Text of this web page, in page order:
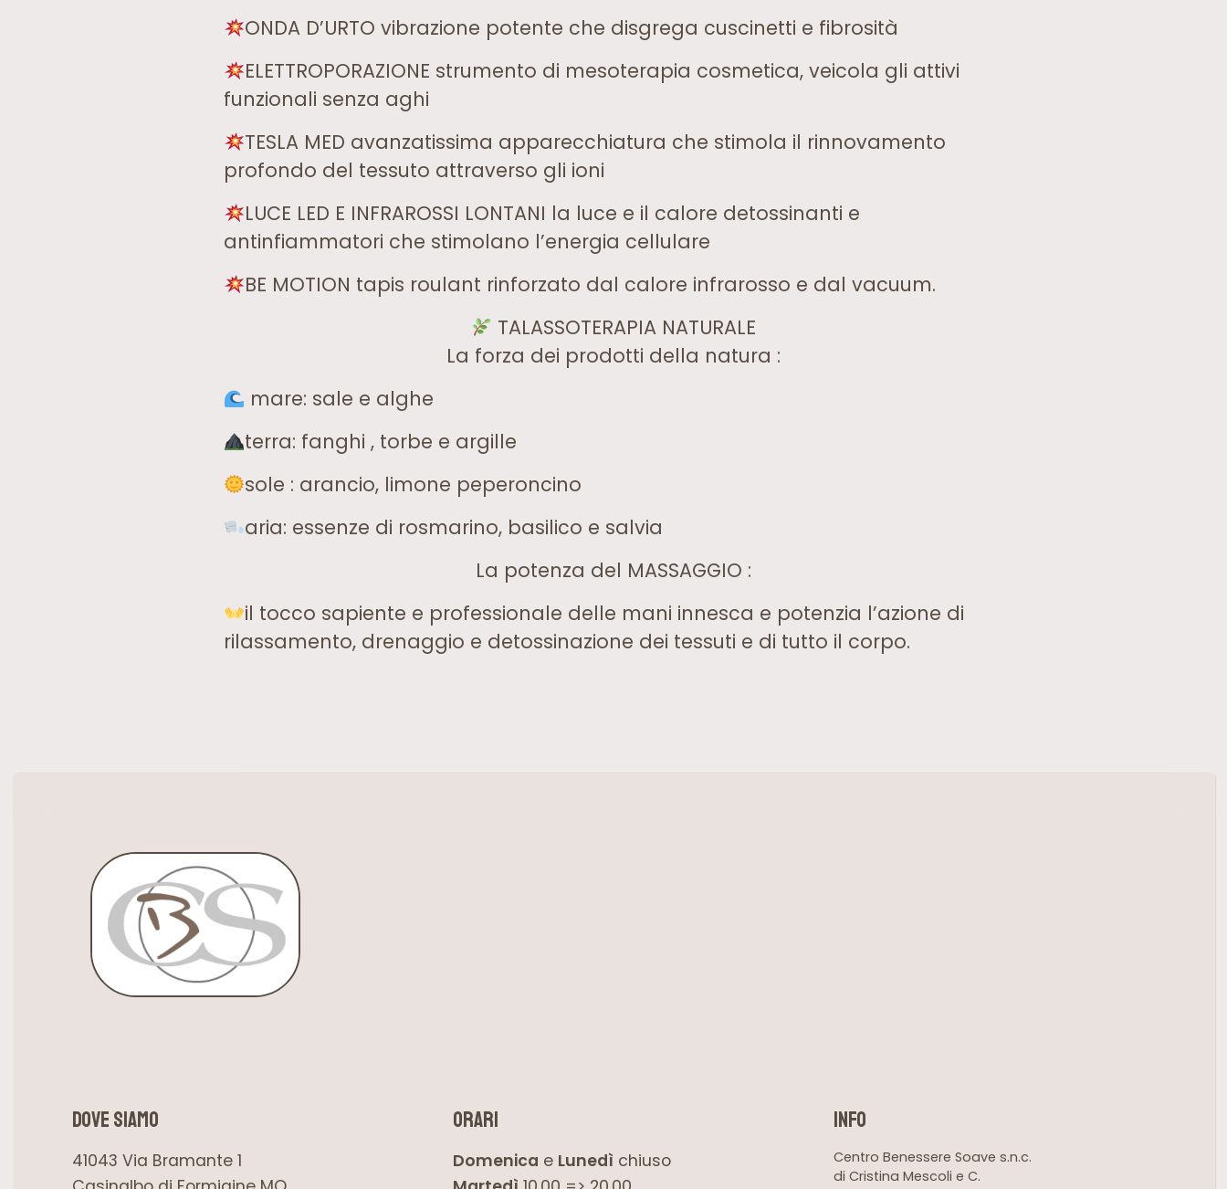
ONDA D’URTO vibrazione potente che disgrega cuscinetti e fibrosità
ELETTROPORAZIONE strumento di mesoterapia cosmetica, veicola gli attivi
funzionali senza aghi
TESLA MED avanzatissima apparecchiatura che stimola il rinnovamento
profondo del tessuto attraverso gli ioni
LUCE LED E INFRAROSSI LONTANI la luce e il calore detossinanti e
antinfiammatori che stimolano l’energia cellulare
BE MOTION tapis roulant rinforzato dal calore infrarosso e dal vacuum.
TALASSOTERAPIA NATURALE
La forza dei prodotti della natura :
mare: sale e alghe
terra: fanghi , torbe e argille
sole : arancio, limone peperoncino
aria: essenze di rosmarino, basilico e salvia
La potenza del MASSAGGIO :
il tocco sapiente e professionale delle mani innesca e potenzia l’azione di
rilassamento, drenaggio e detossinazione dei tessuti e di tutto il corpo.
dove siamo
41043 Via Bramante 1
orari
Domenica e Lunedì chiuso
info
Centro Benessere Soave s.n.c.
di Cristina Mescoli e C.